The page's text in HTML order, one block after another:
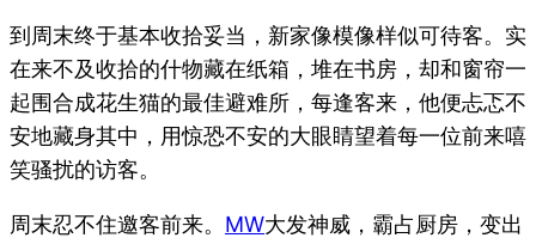
到周末终于基本收拾妥当，新家像模像样似可待客。实
在来不及收拾的什物藏在纸箱，堆在书房，却和窗帘一
起围合成花生猫的最佳避难所，每逢客来，他便忐忑不
安地藏身其中，用惊恐不安的大眼睛望着每一位前来嘻
笑骚扰的访客。
周末忍不住邀客前来。 MW大发神威，霸占厨房，变出